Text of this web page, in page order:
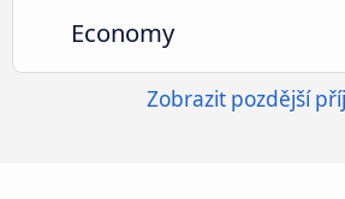
Economy
Zobrazit pozdější